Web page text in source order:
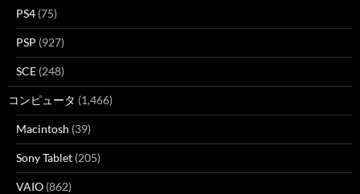
PS4 (75)
PSP (927)
SCE (248)
コンピュータ (1,466)
Macintosh (39)
Sony Tablet (205)
VAIO (862)